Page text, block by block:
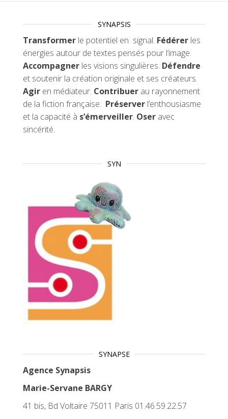
SYNAPSIS
Transformer le potentiel en signal. Fédérer les
énergies autour de textes pensés pour l’image.
Accompagner les visions singulières. Défendre
et soutenir la création originale et ses créateurs.
Agir en médiateur. Contribuer au rayonnement
de la fiction française. Préserver l’enthousiasme
et la capacité à s’émerveiller. Oser avec
sincérité.
SYN
SYNAPSE
Agence Synapsis
Marie-Servane BARGY
41 bis, Bd Voltaire 75011 Paris 01.46.59.22.57